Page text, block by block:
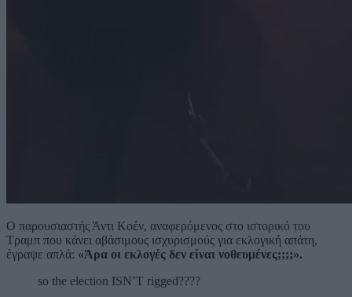
Ο παρουσιαστής Άντι Κοέν, αναφερόμενος στο ιστορικό του
Τραμπ που κάνει αβάσιμους ισχυρισμούς για εκλογική απάτη,
έγραψε απλά: «Άρα οι εκλογές δεν είναι νοθευμένες;;;;».
so the election ISN’T rigged????